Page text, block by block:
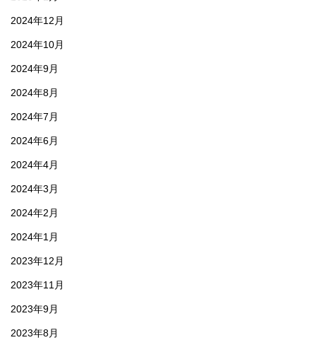
2024年12月
2024年10月
2024年9月
2024年8月
2024年7月
2024年6月
2024年4月
2024年3月
2024年2月
2024年1月
2023年12月
2023年11月
2023年9月
2023年8月